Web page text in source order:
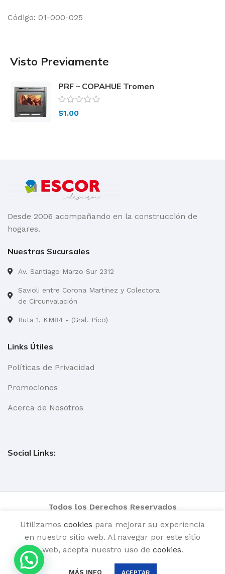
Código: 01-000-025
Visto Previamente
PRF – COPAHUE Tromen
$1.00
Desde 2006 acompañando en la construcción de
hogares.
Nuestras Sucursales
Av. Santiago Marzo Sur 2312
Savioli entre Corona Martinez y Colectora
de Circunvalación
Ruta 1, KM84 - (Gral. Pico)
Links Útiles
Políticas de Privacidad
Promociones
Acerca de Nosotros
Social Links:
Todos los Derechos Reservados
Utilizamos cookies para mejorar su experiencia
en nuestro sitio web. Al navegar por este sitio
web, acepta nuestro uso de cookies.
MÁS INFO ACEPTAR
PRF –
COPAHUE
$1.00